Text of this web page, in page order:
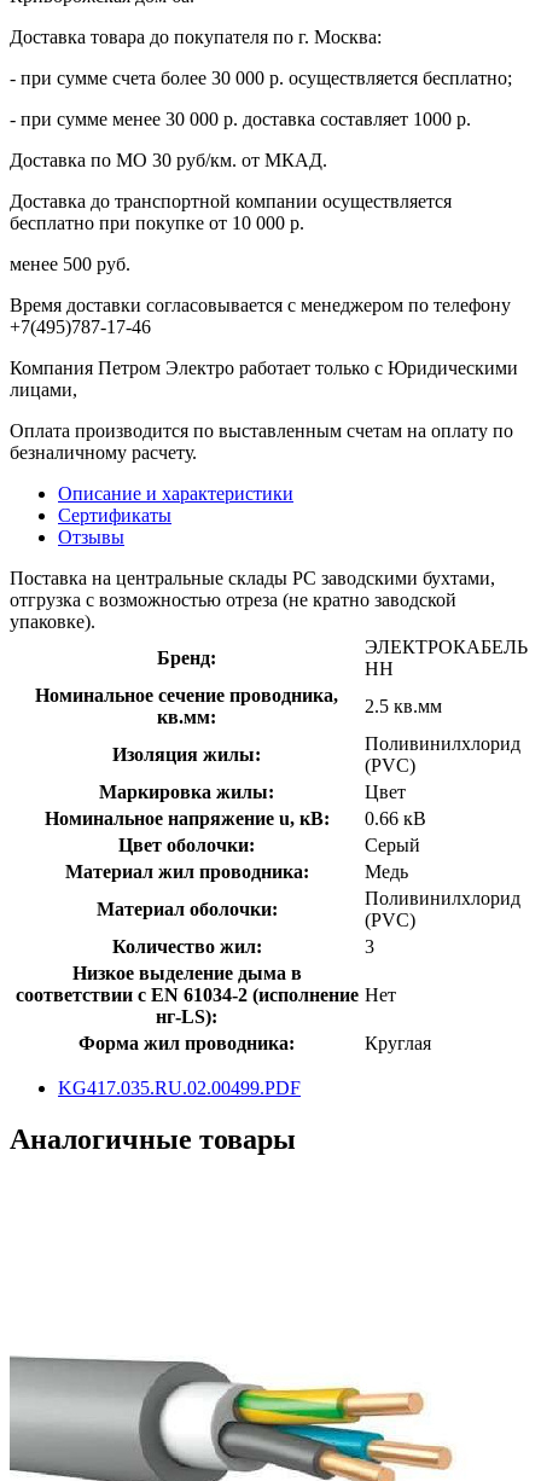
Доставка товара до покупателя по г. Москва:
- при сумме счета более 30 000 р. осуществляется бесплатно;
- при сумме менее 30 000 р. доставка составляет 1000 р.
Доставка по МО 30 руб/км. от МКАД.
Доставка до транспортной компании осуществляется
бесплатно при покупке от 10 000 р.
менее 500 руб.
Время доставки согласовывается с менеджером по телефону
+7(495)787-17-46
Компания Петром Электро работает только с Юридическими
лицами,
Оплата производится по выставленным счетам на оплату по
безналичному расчету.
Описание и характеристики
Сертификаты
Отзывы
Поставка на центральные склады РС заводскими бухтами,
отгрузка с возможностью отреза (не кратно заводской
упаковке).
Бренд:
ЭЛЕКТРОКАБЕЛЬ
НН
Номинальное сечение проводника,
кв.мм:
2.5 кв.мм
Изоляция жилы:
Поливинилхлорид
(PVC)
Маркировка жилы:
Цвет
Номинальное напряжение u, кВ:
0.66 кВ
Цвет оболочки:
Серый
Материал жил проводника:
Медь
Материал оболочки:
Поливинилхлорид
(PVC)
Количество жил:
3
Низкое выделение дыма в
соответствии с EN 61034-2 (исполнение
нг-LS):
Нет
Форма жил проводника: Круглая
KG417.035.RU.02.00499.PDF
Аналогичные товары